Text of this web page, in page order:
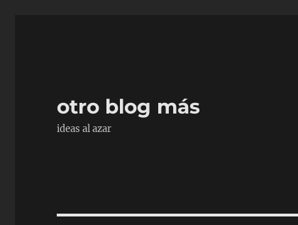
otro blog más
ideas al azar